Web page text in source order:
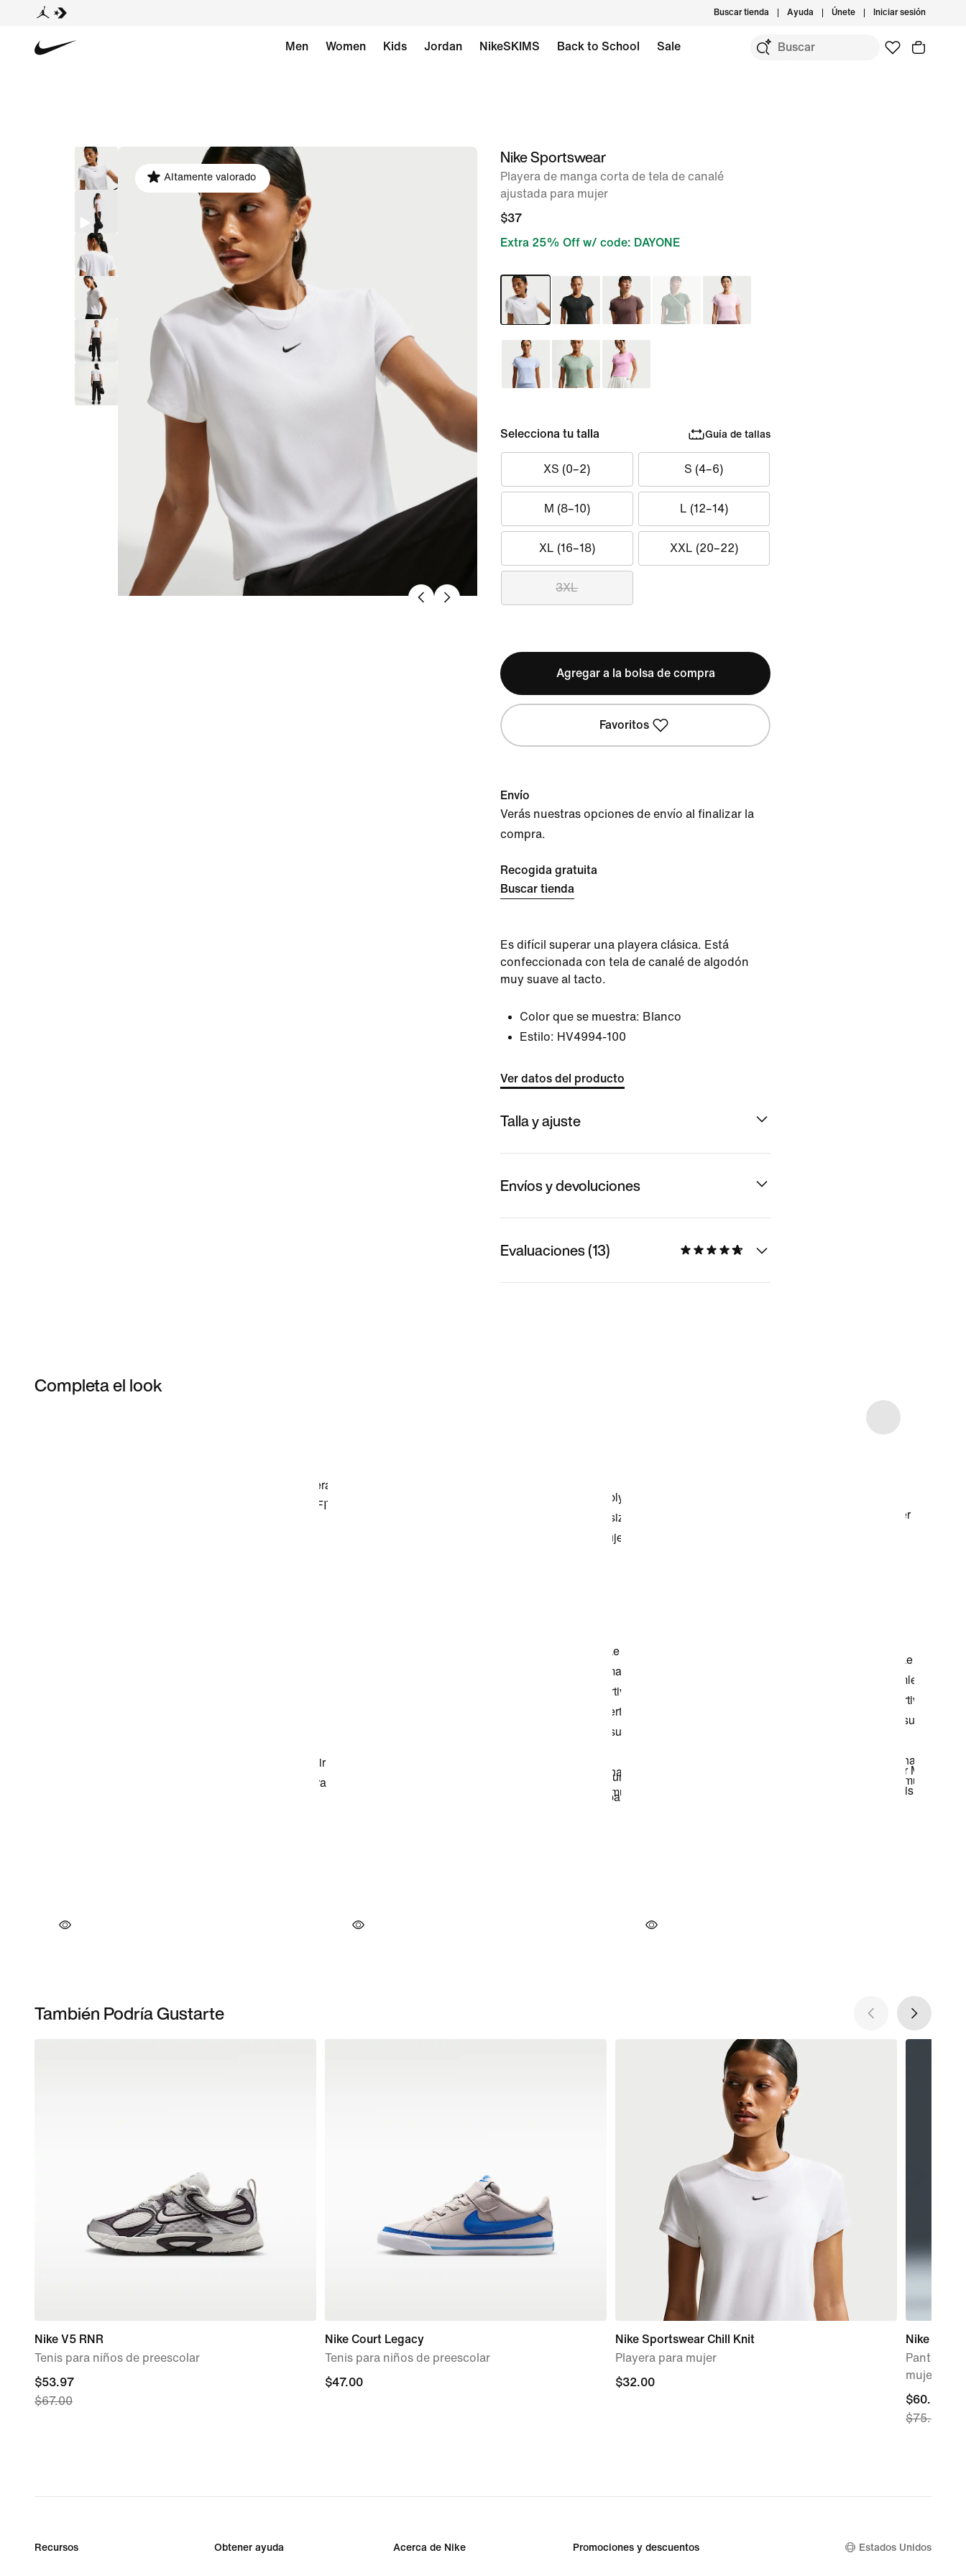
Buscar tienda Ayuda Únete Iniciar sesión
Men Women Kids Jordan NikeSKIMS Back to School Sale
imagen 1 de 6
Altamente valorado
Nike Sportswear
Playera de manga corta de tela de canalé
ajustada para mujer
$37
Extra 25% Off w/ code: DAYONE
Selecciona tu talla Guía de tallas
XS (0–2) S (4–6)
M (8–10) L (12–14)
XL (16–18) XXL (20–22)
3XL
Agregar a la bolsa de compra
Favoritos
Envío
Verás nuestras opciones de envío al finalizar la
compra.
Recogida gratuita
Buscar tienda
Es difícil superar una playera clásica. Está
confeccionada con tela de canalé de algodón
muy suave al tacto.
Color que se muestra: Blanco
Estilo: HV4994-100
Ver datos del producto
Talla y ajuste
Envíos y devoluciones
Evaluaciones (13)
Completa el look
También Podría Gustarte
Nike V5 RNR
Tenis para niños de preescolar
current
price
$53.97
$67.00
Nike Court Legacy
Tenis para niños de preescolar
$47.00
$47.00
Nike Sportswear Chill Knit
Playera para mujer
$32.00
$32.00
Nike
Pants de
mujer
current
price
$75.00
$60.97
$75.00
Recursos Obtener ayuda Acerca de Nike Promociones y descuentos Estados Unidos